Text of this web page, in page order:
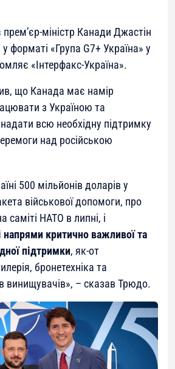
прем’єр-міністр Канади Джастін
форматі «Група G7+ Україна» у
«Інтерфакс-Україна».
що Канада має намір
з Україною та
всю необхідну підтримку
над російською
500 мільйонів доларів у
військової допомоги, про
саміті НАТО в липні, і
напрями критично важливої та
підтримки, як-от
бронетехніка та
винищувачів», – сказав Трюдо.